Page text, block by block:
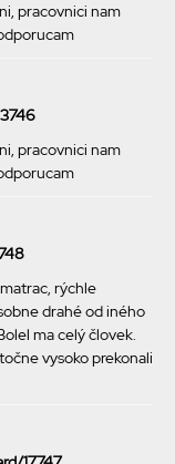
pracovnici nam
pracovnici nam
rýchle
drahé od iného
ma celý človek.
vysoko prekonali